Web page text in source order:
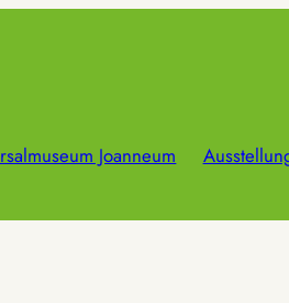
Joanneum